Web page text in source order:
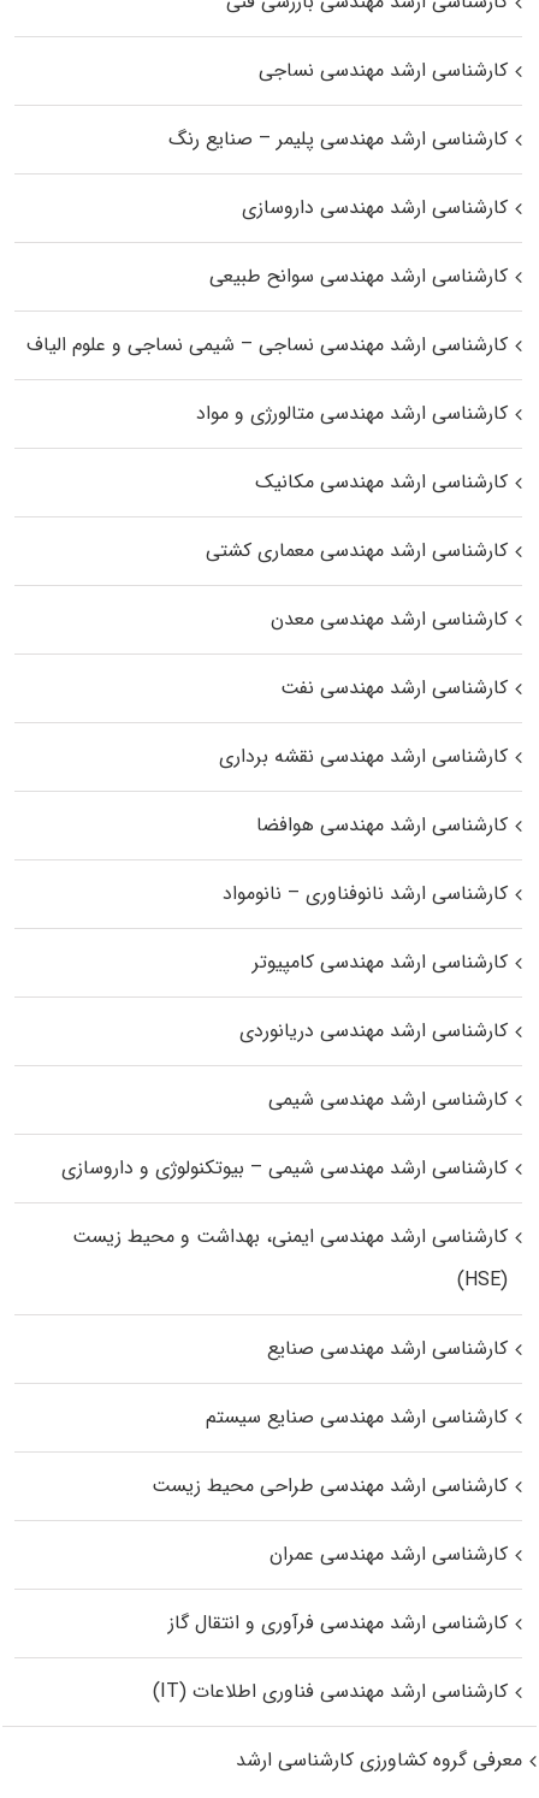
کارشناسی ارشد مهندسی نساجی
کارشناسی ارشد مهندسی پلیمر – صنایع رنگ
کارشناسی ارشد مهندسی داروسازی
کارشناسی ارشد مهندسی سوانح طبیعی
کارشناسی ارشد مهندسی نساجی – شیمی نساجی و علوم الیاف
کارشناسی ارشد مهندسی متالورژی و مواد
کارشناسی ارشد مهندسی مکانیک
کارشناسی ارشد مهندسی معماری کشتی
کارشناسی ارشد مهندسی معدن
کارشناسی ارشد مهندسی نفت
کارشناسی ارشد مهندسی نقشه برداری
کارشناسی ارشد مهندسی هوافضا
کارشناسی ارشد نانوفناوری – نانومواد
کارشناسی ارشد مهندسی کامپیوتر
کارشناسی ارشد مهندسی دریانوردی
کارشناسی ارشد مهندسی شیمی
کارشناسی ارشد مهندسی شیمی – بیوتکنولوژی و داروسازی
کارشناسی ارشد مهندسی ایمنی، بهداشت و محیط زیست
(HSE)
کارشناسی ارشد مهندسی صنایع
کارشناسی ارشد مهندسی صنایع سیستم
کارشناسی ارشد مهندسی طراحی محیط زیست
کارشناسی ارشد مهندسی عمران
کارشناسی ارشد مهندسی فرآوری و انتقال گاز
کارشناسی ارشد مهندسی فناوری اطلاعات (IT)
معرفی گروه کشاورزی کارشناسی ارشد